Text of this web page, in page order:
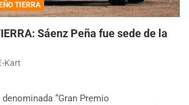
TIERRA
Sáenz Peña fue sede de la
Kart
“Gran Premio